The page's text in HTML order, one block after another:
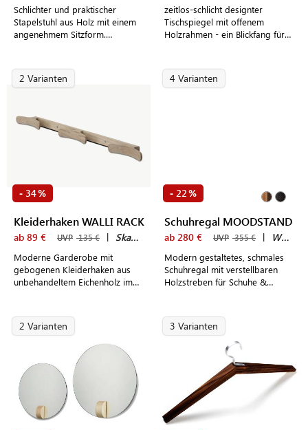
Schlichter und praktischer
Stapelstuhl aus Holz mit einem
angenehmem Sitzform.
zeitlos-schlicht designter
Tischspiegel mit offenem
Holzrahmen - ein Blickfang für
2 Varianten
- 34%
Kleiderhaken WALLI RACK
ab 89 € UVP 135 € | Skagerak by Fritz Hansen
Moderne Garderobe mit
gebogenen Kleiderhaken aus
unbehandeltem Eichenholz im
4 Varianten
- 22 %
Schuhregal MOODSTAND
ab 280 € UVP 355 € | We Do Wood
Modern gestaltetes, schmales
Schuhregal mit verstellbaren
Holzstreben für Schuhe &
2 Varianten 3 Varianten